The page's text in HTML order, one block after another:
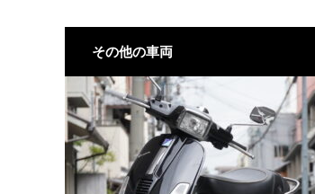
その他の車両